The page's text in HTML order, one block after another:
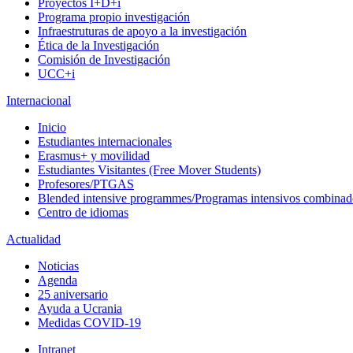
Proyectos I+D+i
Programa propio investigación
Infraestruturas de apoyo a la investigación
Ética de la Investigación
Comisión de Investigación
UCC+i
Internacional
Inicio
Estudiantes internacionales
Erasmus+ y movilidad
Estudiantes Visitantes (Free Mover Students)
Profesores/PTGAS
Blended intensive programmes/Programas intensivos
Centro de idiomas
Actualidad
Noticias
Agenda
25 aniversario
Ayuda a Ucrania
Medidas COVID-19
Intranet